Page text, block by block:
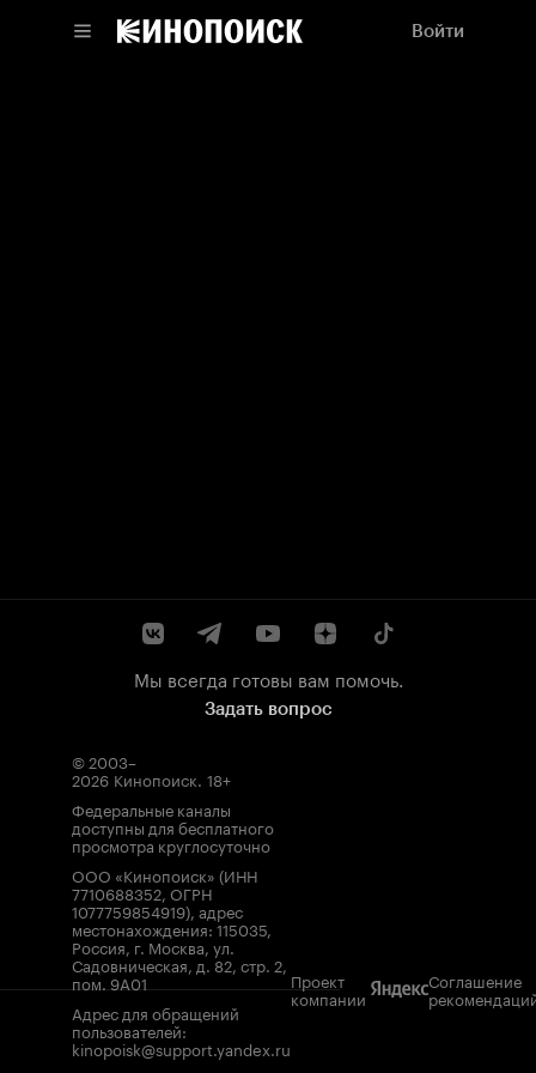
Войти
Мы всегда готовы вам помочь.
Задать вопрос
© 2003–
2026 Кинопоиск. 18+
Федеральные каналы
доступны для бесплатного
просмотра круглосуточно
ООО «Кинопоиск» (ИНН
7710688352, ОГРН
1077759854919), адрес
местонахождения: 115035,
Россия, г. Москва, ул.
Садовническая, д. 82, стр. 2,
пом. 9А01
Адрес для обращений
пользователей:
kinopoisk@support.yandex.ru
Проект
компании
Соглашение